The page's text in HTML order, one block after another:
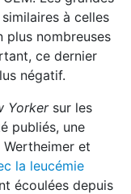
à celles
plus nombreuses
ce dernier
négatif.
Yorkersur les
publiés, une
et
la leucémie
écoulées depuis